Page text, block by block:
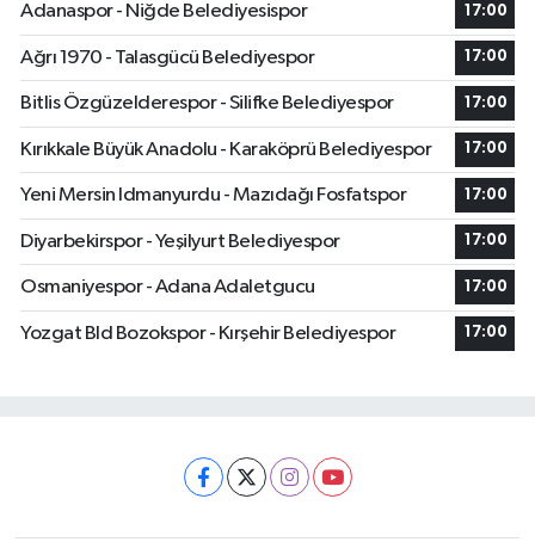
Adanaspor - Niğde Belediyesispor 17:00
Ağrı 1970 - Talasgücü Belediyespor 17:00
Bitlis Özgüzelderespor - Silifke Belediyespor 17:00
Kırıkkale Büyük Anadolu - Karaköprü Belediyespor 17:00
Yeni Mersin Idmanyurdu - Mazıdağı Fosfatspor 17:00
Diyarbekirspor - Yeşilyurt Belediyespor 17:00
Osmaniyespor - Adana Adaletgucu 17:00
Yozgat Bld Bozokspor - Kırşehir Belediyespor 17:00